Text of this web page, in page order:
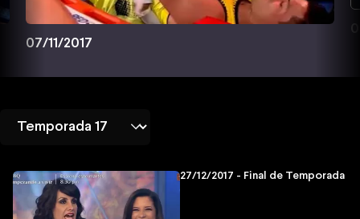
07/11/2017
27/12/2017 - Final de Temporada